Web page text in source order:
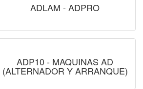
ADLAM - ADPRO
ADP10 - MAQUINAS AD
(ALTERNADOR Y ARRANQUE)